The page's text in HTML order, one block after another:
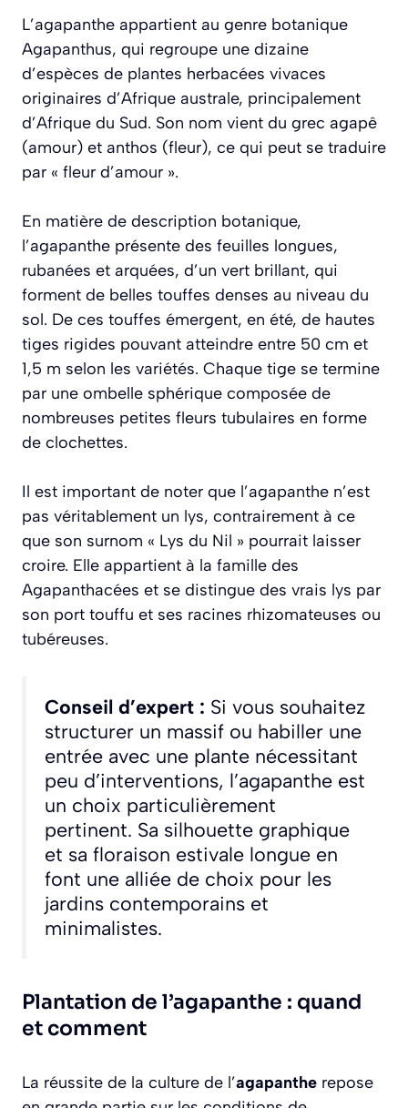
L’agapanthe appartient au genre botanique
Agapanthus, qui regroupe une dizaine
d’espèces de plantes herbacées vivaces
originaires d’Afrique australe, principalement
d’Afrique du Sud. Son nom vient du grec agapê
(amour) et anthos (fleur), ce qui peut se traduire
par « fleur d’amour ».
En matière de description botanique,
l’agapanthe présente des feuilles longues,
rubanées et arquées, d’un vert brillant, qui
forment de belles touffes denses au niveau du
sol. De ces touffes émergent, en été, de hautes
tiges rigides pouvant atteindre entre 50 cm et
1,5 m selon les variétés. Chaque tige se termine
par une ombelle sphérique composée de
nombreuses petites fleurs tubulaires en forme
de clochettes.
Il est important de noter que l’agapanthe n’est
pas véritablement un lys, contrairement à ce
que son surnom « Lys du Nil » pourrait laisser
croire. Elle appartient à la famille des
Agapanthacées et se distingue des vrais lys par
son port touffu et ses racines rhizomateuses ou
tubéreuses.
Conseil d’expert : Si vous souhaitez
structurer un massif ou habiller une
entrée avec une plante nécessitant
peu d’interventions, l’agapanthe est
un choix particulièrement
pertinent. Sa silhouette graphique
et sa floraison estivale longue en
font une alliée de choix pour les
jardins contemporains et
minimalistes.
Plantation de l’agapanthe : quand
et comment
La réussite de la culture de l’agapanthe repose